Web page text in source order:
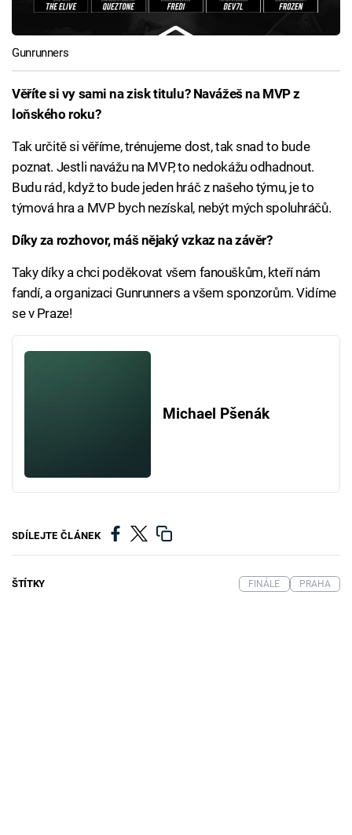
Gunrunners
Věříte si vy sami na zisk titulu? Navážeš na MVP z
loňského roku?
Tak určitě si věříme, trénujeme dost, tak snad to bude
poznat. Jestli navážu na MVP, to nedokážu odhadnout.
Budu rád, když to bude jeden hráč z našeho týmu, je to
týmová hra a MVP bych nezískal, nebýt mých spoluhráčů.
Díky za rozhovor, máš nějaký vzkaz na závěr?
Taky díky a chci poděkovat všem fanouškům, kteří nám
fandí, a organizaci Gunrunners a všem sponzorům. Vidíme
se v Praze!
Michael Pšenák
SDÍLEJTE ČLÁNEK
ŠTÍTKY FINÁLE PRAHA